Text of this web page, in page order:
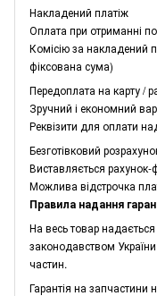
Накладений платіж
Оплата при отриманні
Комісію за накладений
фіксована сума)
Передоплата на карту /
Зручний і економний
Реквізити для оплати
Безготівковий
Виставляється рахунок-
Можлива відстрочка
Правила надання
На весь товар надається
законодавством
частин.
Гарантія на запчастини